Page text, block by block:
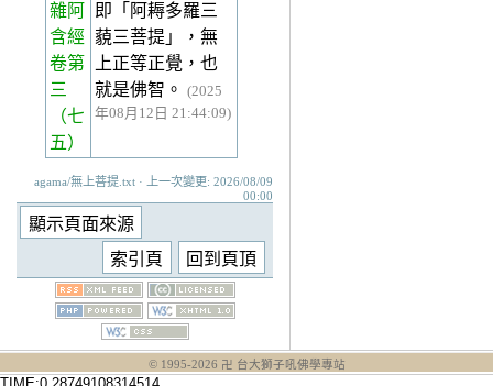
雜阿
含經
卷第
三
（七
五）
即「阿耨多羅三
藐三菩提」，無
上正等正覺，也
就是佛智。
(2025
年08月12日 21:44:09)
agama/無上菩提.txt · 上一次變更: 2026/08/09
00:00
© 1995-2026 卍 台大獅子吼佛學專站